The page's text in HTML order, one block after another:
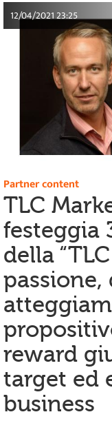
12/04/2021 23:25
Partner content
TLC
festeggia
della
reward
target ed
business